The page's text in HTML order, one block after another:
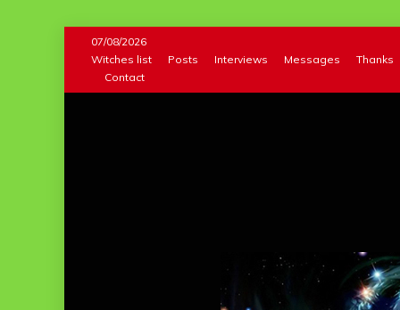
content
07/08/2026
Witches list
Posts Interviews Messages Thanks
Contact